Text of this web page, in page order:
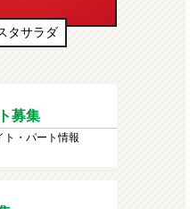
め味風）
募集
ト・パート情報